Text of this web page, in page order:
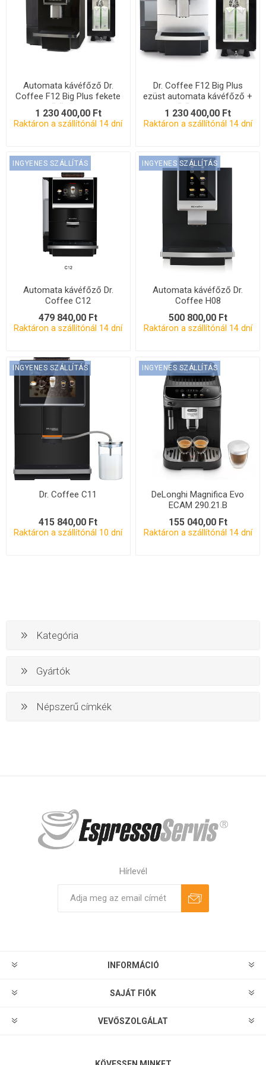
Automata kávéfőző Dr.
Coffee F12 Big Plus fekete
+ hűtőszekrény
1 230 400,00 Ft
Raktáron a szállítónál 14 dní
Dr. Coffee F12 Big Plus
ezüst automata kávéfőző +
hűtőszekrény
1 230 400,00 Ft
Raktáron a szállítónál 14 dní
INGYENES SZÁLLÍTÁS
Automata kávéfőző Dr.
Coffee C12
479 840,00 Ft
Raktáron a szállítónál 14 dní
INGYENES SZÁLLÍTÁS
Automata kávéfőző Dr.
Coffee H08
500 800,00 Ft
Raktáron a szállítónál 14 dní
INGYENES SZÁLLÍTÁS
Dr. Coffee C11
415 840,00 Ft
Raktáron a szállítónál 10 dní
INGYENES SZÁLLÍTÁS
DeLonghi Magnifica Evo
ECAM 290.21.B
155 040,00 Ft
Raktáron a szállítónál 14 dní
Kategória
Gyártók
Népszerű címkék
Hírlevél
INFORMÁCIÓ
SAJÁT FIÓK
VEVŐSZOLGÁLAT